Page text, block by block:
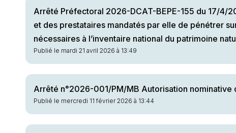
Arrêté Préfectoral 2026-DCAT-BEPE-155 du 17/4/
et des prestataires mandatés par elle de pénétrer
nécessaires à l’inventaire national du patrimoine
Publié le mardi 21 avril 2026 à 13:49
Arrêté n°2026-001/PM/MB Autorisation
Publié le mercredi 11 février 2026 à 13:44